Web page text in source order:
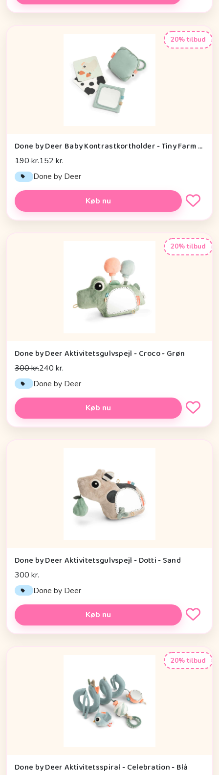
20% tilbud
Done by Deer Baby Kontrastkortholder - Tiny Farm - Grøn
190 kr.152 kr.
Done by Deer
Køb nu
20% tilbud
Done by Deer Aktivitetsgulvspejl - Croco - Grøn
300 kr.240 kr.
Done by Deer
Køb nu
Done by Deer Aktivitetsgulvspejl - Dotti - Sand
300 kr.
Done by Deer
Køb nu
20% tilbud
Done by Deer Aktivitetsspiral - Celebration - Blå